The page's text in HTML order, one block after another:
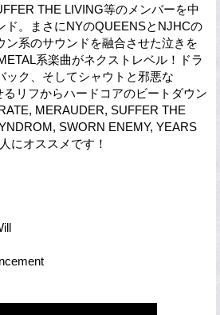
THE LIVING等のメンバーを中
ド。まさにNYのQUEENSとNJHCの
ン系のサウンドを融合させた泣きを
系楽曲がネクストレベル！ドラ
ック、そしてシャウトと邪悪な
リフからハードコアのビートダウン
MERAUDER, SUFFER THE
SWORN ENEMY, YEARS
にオススメです！